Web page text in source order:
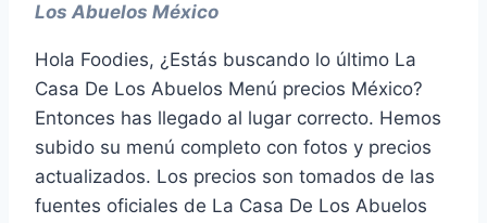
Los Abuelos México
Hola Foodies, ¿Estás buscando lo último La
Casa De Los Abuelos Menú precios México?
Entonces has llegado al lugar correcto. Hemos
subido su menú completo con fotos y precios
actualizados. Los precios son tomados de las
fuentes oficiales de La Casa De Los Abuelos